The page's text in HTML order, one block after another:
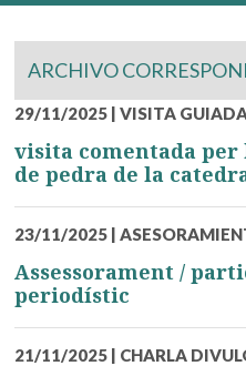
ARCHIVO
29/11/2025 |VISITA
visita comentada per
de pedra de la
23/11/2025 |
Assessorament /
periodístic
21/11/2025 | CHARLA